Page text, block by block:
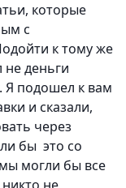
которые
с
к тому же
не деньги
Я подошел к вам
и сказали,
через
бы это со
могли бы все